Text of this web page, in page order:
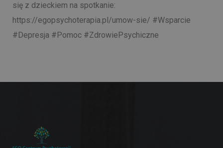
się z dzieckiem na spotkanie:
https://egopsychoterapia.pl/umow-sie/ #Wsparcie
#Depresja #Pomoc #ZdrowiePsychiczne